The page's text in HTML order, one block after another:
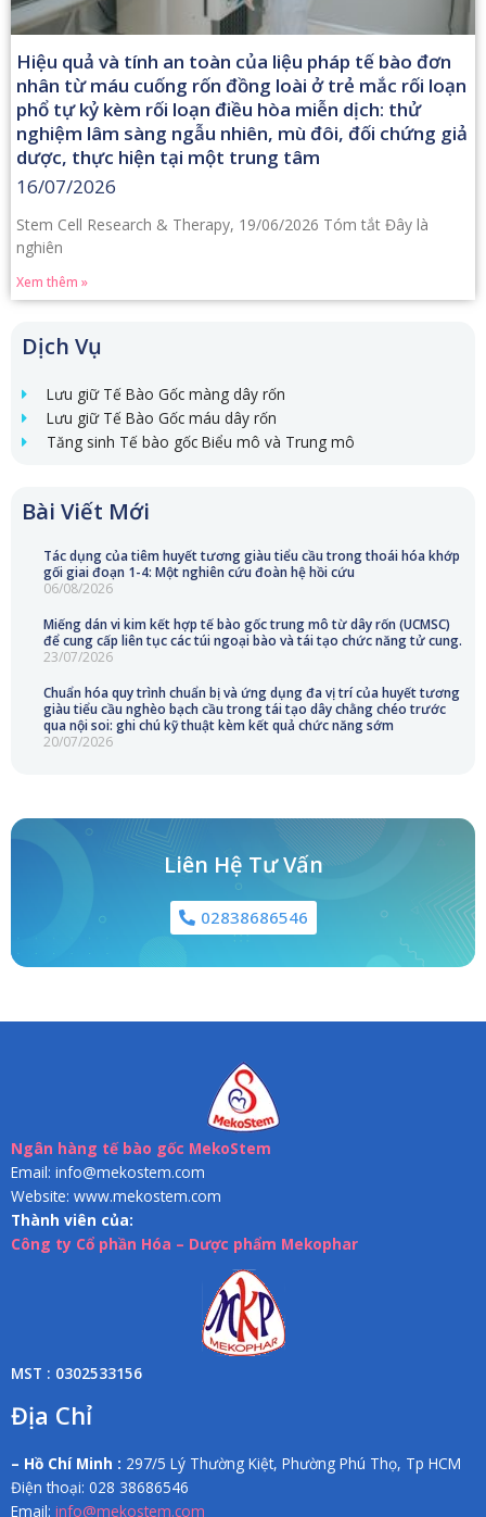
Dịch Vụ
Lưu giữ Tế Bào Gốc màng dây rốn
Lưu giữ Tế Bào Gốc máu dây rốn
Tăng sinh Tế bào gốc Biểu mô và Trung mô
Bài Viết Mới
Tác dụng của tiêm huyết tương giàu tiểu cầu trong thoái hóa khớp
gối giai đoạn 1-4: Một nghiên cứu đoàn hệ hồi cứu
06/08/2026
Miếng dán vi kim kết hợp tế bào gốc trung mô từ dây rốn (UCMSC)
để cung cấp liên tục các túi ngoại bào và tái tạo chức năng tử cung.
23/07/2026
Chuẩn hóa quy trình chuẩn bị và ứng dụng đa vị trí của huyết tương
giàu tiểu cầu nghèo bạch cầu trong tái tạo dây chằng chéo trước
qua nội soi: ghi chú kỹ thuật kèm kết quả chức năng sớm
20/07/2026
Liên Hệ Tư Vấn
02838686546
Hiệu quả và tính an toàn của liệu pháp tế bào đơn
nhân từ máu cuống rốn đồng loài ở trẻ mắc rối loạn
phổ tự kỷ kèm rối loạn điều hòa miễn dịch: thử
nghiệm lâm sàng ngẫu nhiên, mù đôi, đối chứng giả
dược, thực hiện tại một trung tâm
16/07/2026
Stem Cell Research & Therapy, 19/06/2026 Tóm tắt Đây là
nghiên
Xem thêm »
Ngân hàng tế bào gốc MekoStem
Email: info@mekostem.com
Website: www.mekostem.com
Thành viên của:
Công ty Cổ phần Hóa – Dược phẩm Mekophar
MST : 0302533156
Địa Chỉ
– Hồ Chí Minh : 297/5 Lý Thường Kiệt, Phường Phú Thọ, Tp HCM
Điện thoại: 028 38686546
Email: info@mekostem.com